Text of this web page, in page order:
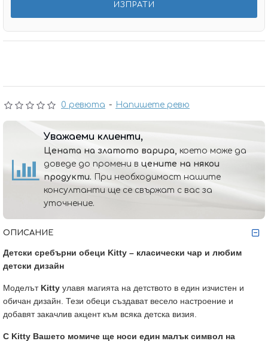
0 ревюта - Напишете ревю
Уважаеми клиенти,
Цената на златото варира, което може да
доведе до промени в цените на някои
продукти. При необходимост нашите
консултанти ще се свържат с вас за
уточнение.
ОПИСАНИЕ
Детски сребърни обеци Kitty – класически чар и любим
детски дизайн
Моделът Kitty улавя магията на детството в един изчистен и
обичан дизайн. Тези обеци създават весело настроение и
добавят закачлив акцент към всяка детска визия.
С Kitty Вашето момиче ще носи един малък символ на